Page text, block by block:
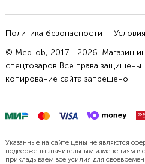
Политика безопасности
© Med-ob, 2017 - 2026. Магазин
спецтоваров Все права
копирование сайта запрещено.
Указанные на сайте цены не являются
подвержены значительным изменениям в
прикладываем все усилия для